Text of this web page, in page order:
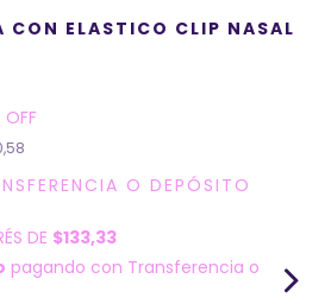
CON ELASTICO CLIP NASAL
OFF
O DEPÓSITO
DE $133,33
pagando con Transferencia o